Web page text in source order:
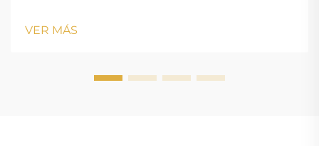
margin-bottom: 18px; font-size: 20px !important; font-
w...
VER MÁS